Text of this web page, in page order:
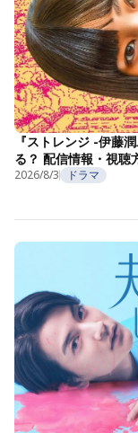
『ストレンジ -伊藤
る？ 配信情報・視聴
2026/8/3 ドラマ